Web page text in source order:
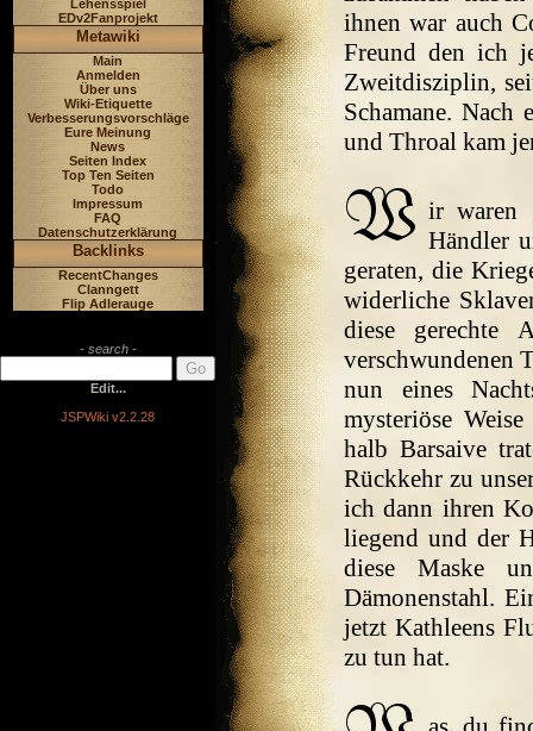
Lehensspiel
EDv2Fanprojekt
Metawiki
Main
Anmelden
Über uns
Wiki-Etiquette
Verbesserungsvorschläge
Eure Meinung
News
Seiten Index
Top Ten Seiten
Todo
Impressum
FAQ
Datenschutzerklärung
Backlinks
RecentChanges
Clanngett
Flip Adlerauge
- search -
Edit...
JSPWiki v2.2.28
ihnen war auch
Freund den ich
Zweitdisziplin,
Schamane.
und Throal kam
ir waren
Händler
geraten, die
widerliche
diese gerechte
verschwundenen
nun eines
mysteriöse
halb Barsaive
Rückkehr zu
ich dann ihren
liegend und der
diese Maske
Dämonenstahl.
jetzt Kathleens
zu tun hat.